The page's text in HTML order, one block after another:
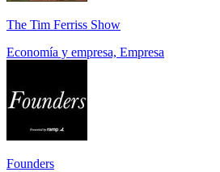
The Tim Ferriss Show
Economía y empresa, Empresa
Founders